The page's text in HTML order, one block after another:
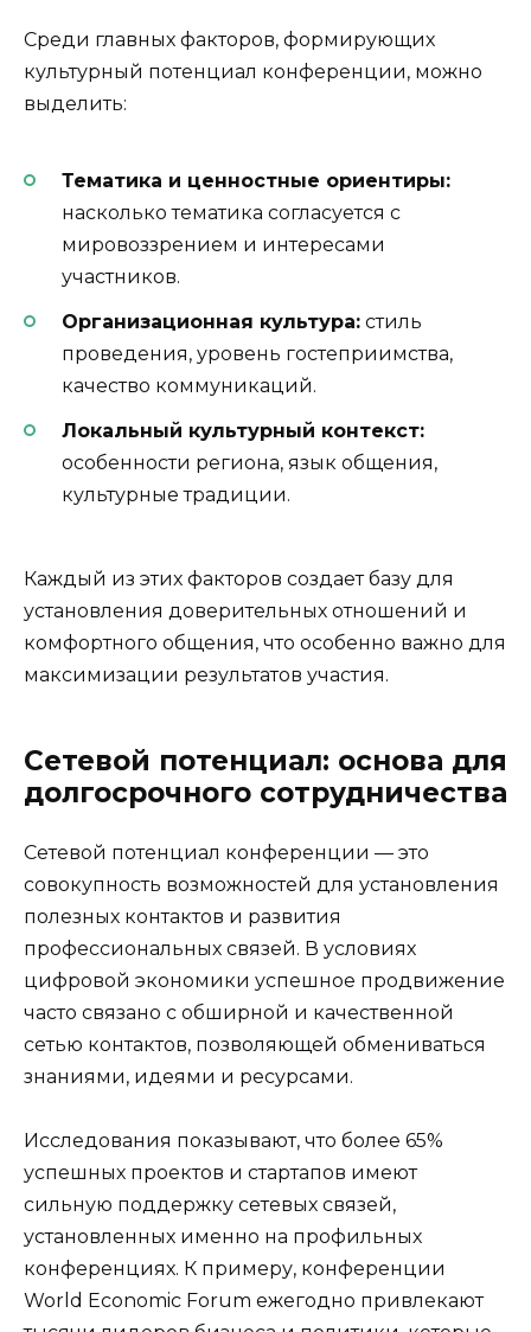
Среди главных факторов, формирующих
культурный потенциал конференции, можно
выделить:
Тематика и ценностные ориентиры:
насколько тематика согласуется с
мировоззрением и интересами
участников.
Организационная культура: стиль
проведения, уровень гостеприимства,
качество коммуникаций.
Локальный культурный контекст:
особенности региона, язык общения,
культурные традиции.
Каждый из этих факторов создает базу для
установления доверительных отношений и
комфортного общения, что особенно важно для
максимизации результатов участия.
Сетевой потенциал: основа для
долгосрочного сотрудничества
Сетевой потенциал конференции — это
совокупность возможностей для установления
полезных контактов и развития
профессиональных связей. В условиях
цифровой экономики успешное продвижение
часто связано с обширной и качественной
сетью контактов, позволяющей обмениваться
знаниями, идеями и ресурсами.
Исследования показывают, что более 65%
успешных проектов и стартапов имеют
сильную поддержку сетевых связей,
установленных именно на профильных
конференциях. К примеру, конференции
World Economic Forum ежегодно привлекают